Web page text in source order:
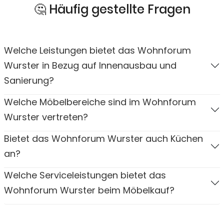
🤔 Häufig gestellte Fragen
Welche Leistungen bietet das Wohnforum
Wurster in Bezug auf Innenausbau und
Sanierung?
Welche Möbelbereiche sind im Wohnforum
Wurster vertreten?
Bietet das Wohnforum Wurster auch Küchen
an?
Welche Serviceleistungen bietet das
Wohnforum Wurster beim Möbelkauf?